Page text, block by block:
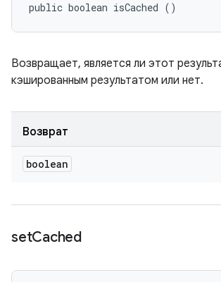
public boolean isCached ()
Возвращает, является ли этот
кэшированным результатом или нет.
Возврат
boolean
setCached